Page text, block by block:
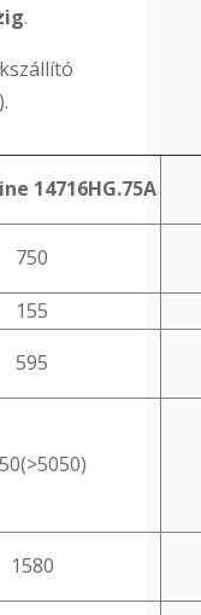
.
14716HG.75A
750
155
595
1580